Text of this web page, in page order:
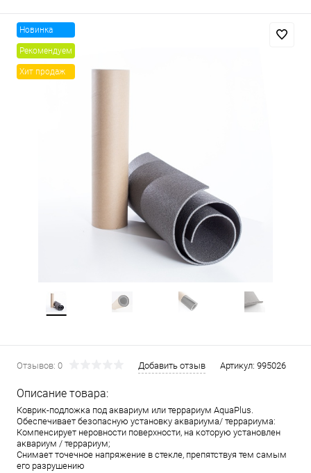
Новинка
Рекомендуем
Хит продаж
Отзывов: 0 Добавить отзыв Артикул: 995026
Описание товара:
Коврик-подложка под аквариум или террариум AquaPlus.
Обеспечивает безопасную установку аквариума/ террариума:
Компенсирует неровности поверхности, на которую установлен
аквариум / террариум;
Снимает точечное напряжение в стекле, препятствуя тем самым
его разрушению